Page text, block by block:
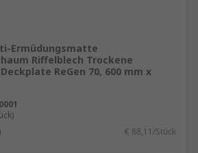
Ermüdungsmatte
Riffelblech Trockene
ReGen 70, 600 mm x
€ 88,11/Stück